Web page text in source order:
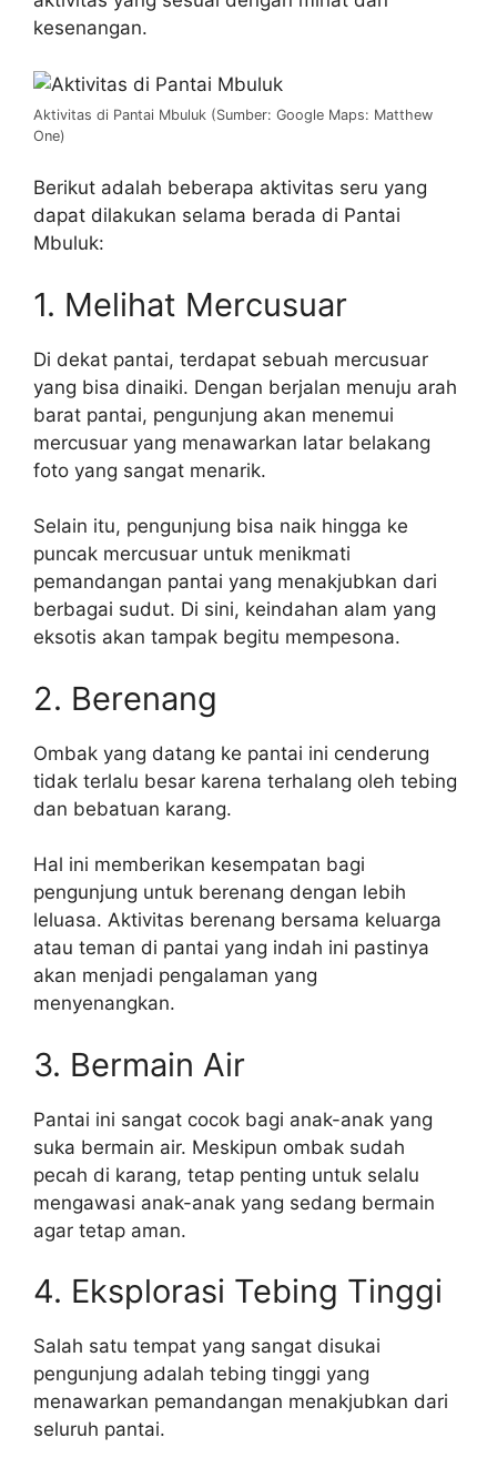
kesenangan.
Aktivitas di Pantai Mbuluk (Sumber: Google Maps: Matthew
One)
Berikut adalah beberapa aktivitas seru yang
dapat dilakukan selama berada di Pantai
Mbuluk:
1. Melihat Mercusuar
Di dekat pantai, terdapat sebuah mercusuar
yang bisa dinaiki. Dengan berjalan menuju arah
barat pantai, pengunjung akan menemui
mercusuar yang menawarkan latar belakang
foto yang sangat menarik.
Selain itu, pengunjung bisa naik hingga ke
puncak mercusuar untuk menikmati
pemandangan pantai yang menakjubkan dari
berbagai sudut. Di sini, keindahan alam yang
eksotis akan tampak begitu mempesona.
2. Berenang
Ombak yang datang ke pantai ini cenderung
tidak terlalu besar karena terhalang oleh tebing
dan bebatuan karang.
Hal ini memberikan kesempatan bagi
pengunjung untuk berenang dengan lebih
leluasa. Aktivitas berenang bersama keluarga
atau teman di pantai yang indah ini pastinya
akan menjadi pengalaman yang
menyenangkan.
3. Bermain Air
Pantai ini sangat cocok bagi anak-anak yang
suka bermain air. Meskipun ombak sudah
pecah di karang, tetap penting untuk selalu
mengawasi anak-anak yang sedang bermain
agar tetap aman.
4. Eksplorasi Tebing Tinggi
Salah satu tempat yang sangat disukai
pengunjung adalah tebing tinggi yang
menawarkan pemandangan menakjubkan dari
seluruh pantai.